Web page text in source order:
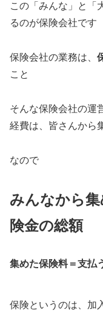
この「みんな」と「
るのが保険会社です
保険会社の業務は、
こと
そんな保険会社の運
経費は、皆さんから
なので
みんなから
険金の総額
集めた保険料＝支払
保険というのは、加